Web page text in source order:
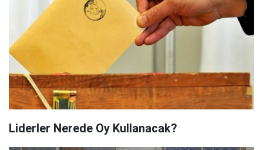
Liderler Nerede Oy Kullanacak?